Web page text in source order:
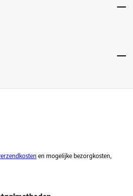
en mogelijke bezorgkosten,